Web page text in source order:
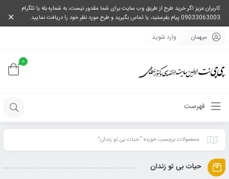
کاربران عزیز اگر خرید طرح از طریق وب سایت برای شما مقدور نیست، به شماره بله یا تلگرام
09033063003 پیام بفرستید، یا تماس بگیرید و طرح مورد نظر خود را دریافت نمایید.
میهمان وارد شوید
0
فهرست
محصولات برچسب خورده “حیات بی تو زندان”
حیات بی تو زندان